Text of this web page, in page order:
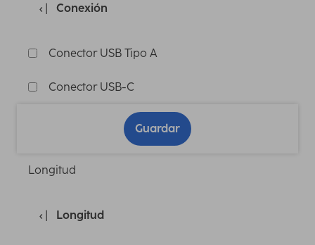
Conexión
Conector USB Tipo A
Conector USB-C
Guardar
Longitud
Longitud